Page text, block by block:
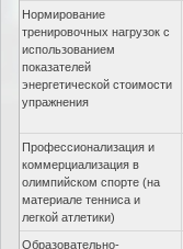
Нормирование
тренировочных нагрузок с
использованием
показателей
энергетической стоимости
упражнения
Профессионализация и
коммерциализация в
олимпийском спорте (на
материале тенниса и
легкой атлетики)
Образовательно-